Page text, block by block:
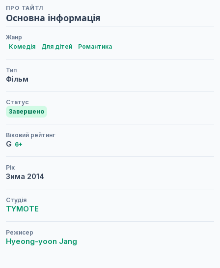
ПРО ТАЙТЛ
Основна інформація
Жанр
Комедія
Для дітей Романтика
Тип
Фільм
Статус
Завершено
Віковий рейтинг
G 6+
Рік
Зима 2014
Студія
TYMOTE
Режисер
Hyeong-yoon Jang